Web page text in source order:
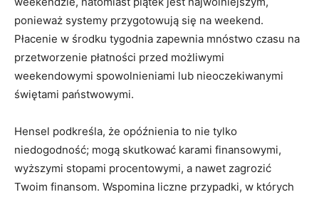
ponieważ systemy przygotowują się na weekend.
Płacenie w środku tygodnia zapewnia mnóstwo czasu na
przetworzenie płatności przed możliwymi
weekendowymi spowolnieniami lub nieoczekiwanymi
świętami państwowymi.
Hensel podkreśla, że ​​opóźnienia to nie tylko
niedogodność; mogą skutkować karami finansowymi,
wyższymi stopami procentowymi, a nawet zagrozić
Twoim finansom. Wspomina liczne przypadki, w których